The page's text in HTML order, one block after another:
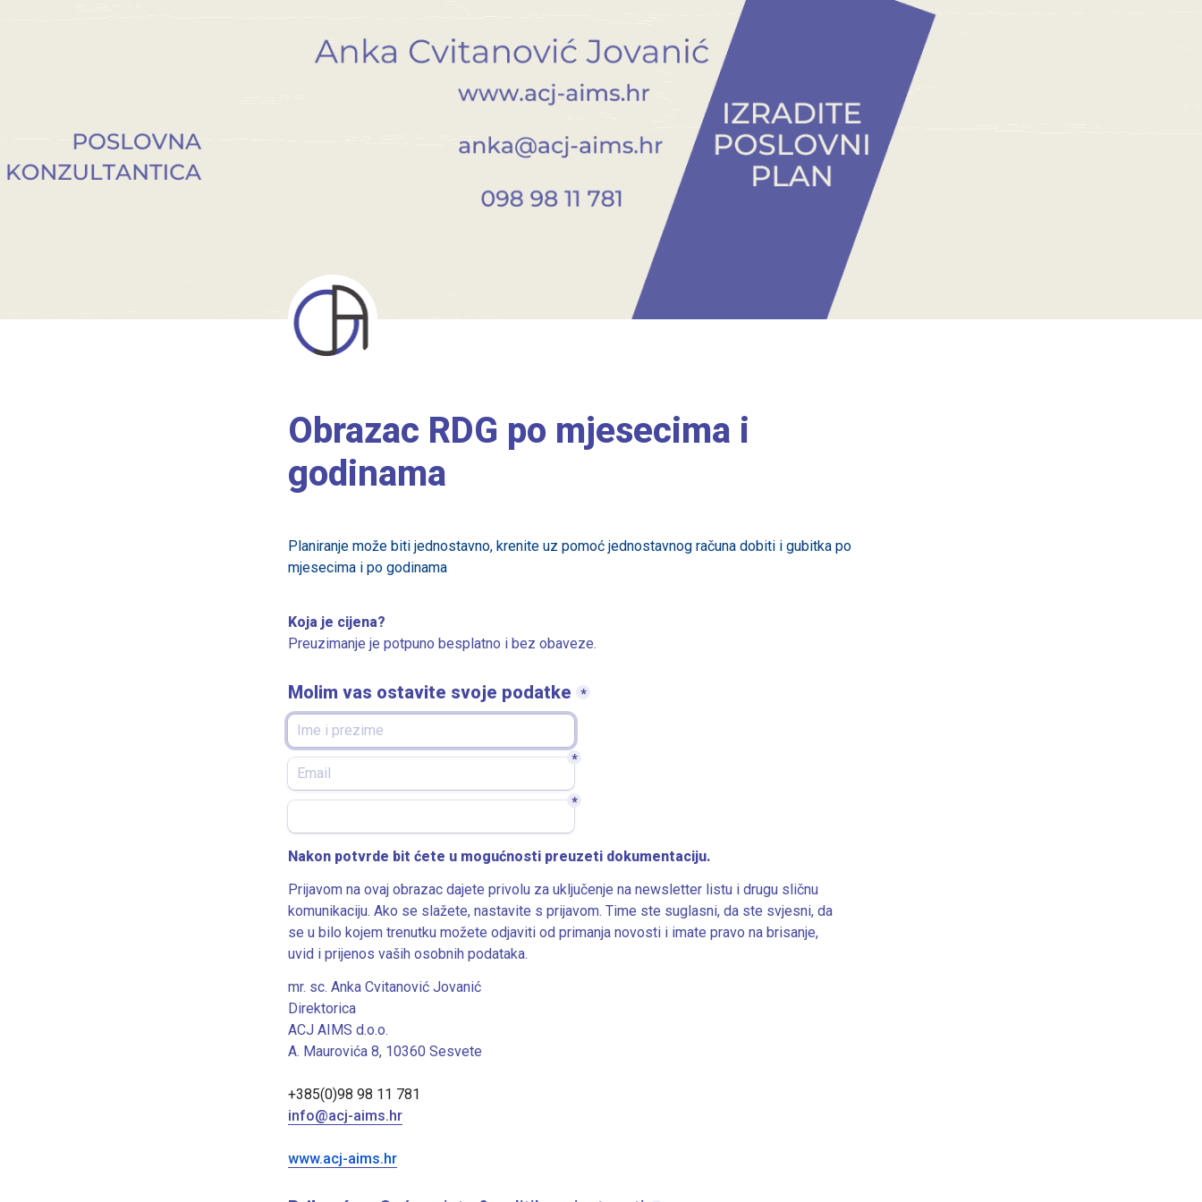
Obrazac RDG po mjesecima i
godinama
Planiranje može biti jednostavno, krenite uz pomoć jednostavnog računa dobiti i gubitka po
mjesecima i po godinama
Preuzimanje je potpuno besplatno i bez obaveze.
Molim vas ostavite svoje podatke *
*
*
Nakon potvrde bit ćete u mogućnosti preuzeti dokumentaciju.
Prijavom na ovaj obrazac dajete privolu za uključenje na newsletter listu i drugu sličnu
komunikaciju. Ako se slažete, nastavite s prijavom. Time ste suglasni, da ste svjesni, da
se u bilo kojem trenutku možete odjaviti od primanja novosti i imate pravo na brisanje,
uvid i prijenos vaših osobnih podataka.
Direktorica
ACJ AIMS d.o.o.
A. Maurovića 8, 10360 Sesvete
+385(0)98 98 11 781
info@acj-aims.hr
www.acj-aims.hr